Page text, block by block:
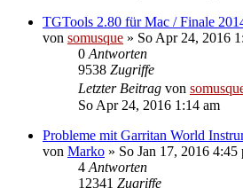
TGTools 2.80 für Mac / Finale
von somusque » So Apr 24, 2016
0 Antworten
9538 Zugriffe
Letzter Beitrag von
So Apr 24, 2016 1:14 am
Probleme mit Garritan World
von Marko » So Jan 17, 2016 4:45
4 Antworten
12341 Zugriffe